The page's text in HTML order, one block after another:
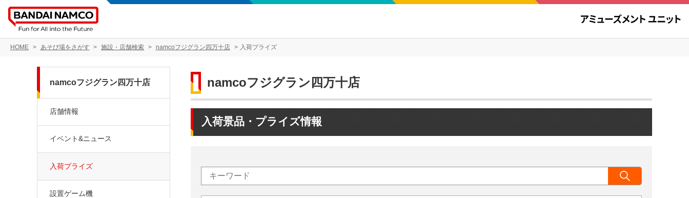
HOME あそび場をさがす 施設・店舗検索 namcoフジグラン四万十店 入荷プライズ
namcoフジグラン四万十店
入荷景品・プライズ情報
namcoフジグラン四万十店
店舗情報
イベント&ニュース
入荷プライズ
設置ゲーム機